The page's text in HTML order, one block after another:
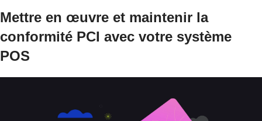
Mettre en œuvre et maintenir la
conformité PCI avec votre système
POS